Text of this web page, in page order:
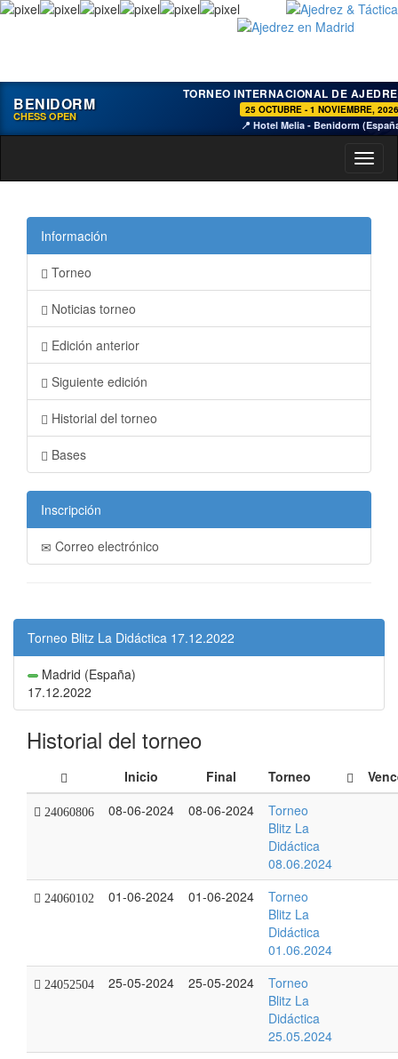
BENIDORM
CHESS OPEN
TORNEO INTERNACIONAL DE
25 OCTUBRE - 1 NOVIEMBRE, 2026
📍 Hotel Melia - Benidorm
Información
Torneo
Noticias torneo
Edición anterior
Siguiente edición
Historial del torneo
Bases
Inscripción
Correo electrónico
Torneo Blitz La Didáctica 17.12.2022
Madrid (España)
17.12.2022
Historial del torneo
Inicio Final Torneo
24060806 08-06-2024 08-06-2024
Torneo
Blitz La
Didáctica
08.06.2024
24060102 01-06-2024 01-06-2024
Torneo
Blitz La
Didáctica
01.06.2024
24052504 25-05-2024 25-05-2024
Torneo
Blitz La
Didáctica
25.05.2024